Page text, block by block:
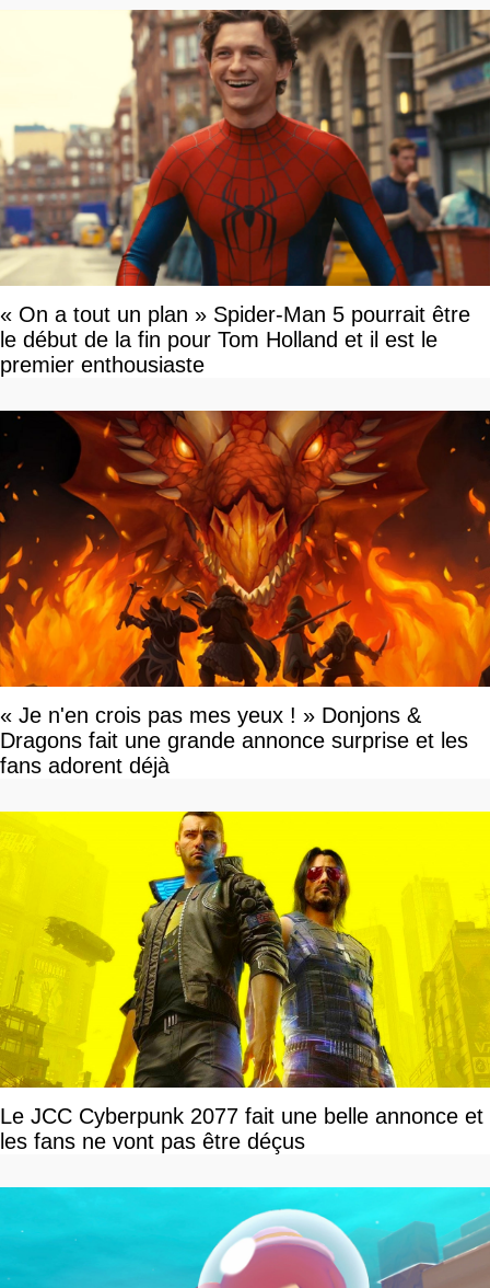
« On a tout un plan » Spider-Man 5 pourrait être
le début de la fin pour Tom Holland et il est le
premier enthousiaste
« Je n'en crois pas mes yeux ! » Donjons &
Dragons fait une grande annonce surprise et les
fans adorent déjà
Le JCC Cyberpunk 2077 fait une belle annonce et
les fans ne vont pas être déçus